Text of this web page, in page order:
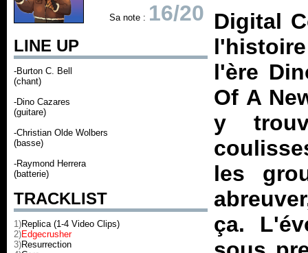
Sa note : 16/20
LINE UP
-Burton C. Bell
(chant)
-Dino Cazares
(guitare)
-Christian Olde Wolbers
(basse)
-Raymond Herrera
(batterie)
TRACKLIST
1)Replica (1-4 Video Clips)
2)Edgecrusher
3)Resurrection
Digital
l'ère
Of A
y
les
ça.